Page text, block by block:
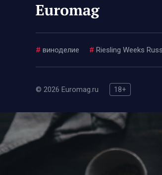
# виноделие # Riesling Weeks
© 2026 Euromag.ru 18+